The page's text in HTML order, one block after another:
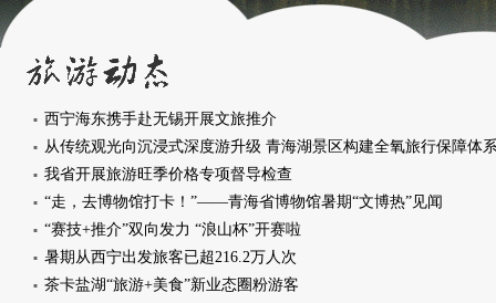
西宁海东携手赴无锡开展文旅推介
从传统观光向沉浸式深度游升级 青海湖景区构建全氧旅行保障体
我省开展旅游旺季价格专项督导检查
“走，去博物馆打卡！”——青海省博物馆暑期“文博热”见闻
“赛技+推介”双向发力 “浪山杯”开赛啦
暑期从西宁出发旅客已超216.2万人次
茶卡盐湖“旅游+美食”新业态圈粉游客